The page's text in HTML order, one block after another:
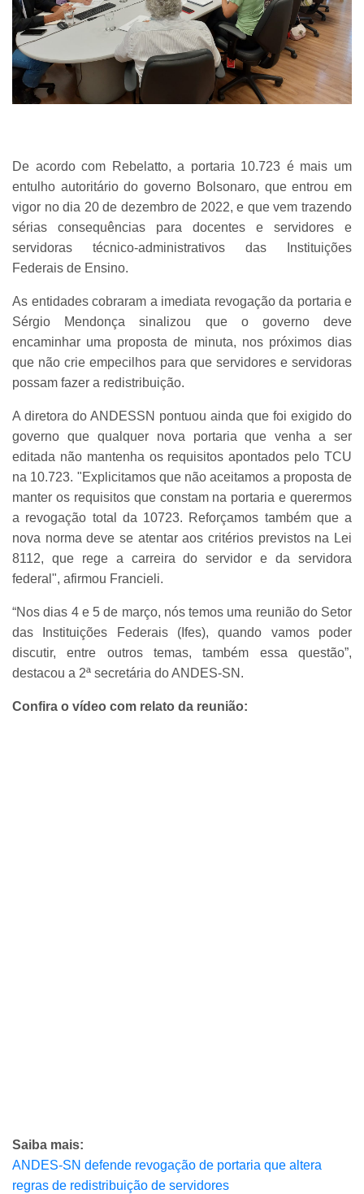
De acordo com Rebelatto, a portaria 10.723 é mais um
entulho autoritário do governo Bolsonaro, que entrou em
vigor no dia 20 de dezembro de 2022, e que vem trazendo
sérias consequências para docentes e servidores e
servidoras técnico-administrativos das Instituições
Federais de Ensino.
As entidades cobraram a imediata revogação da portaria e
Sérgio Mendonça sinalizou que o governo deve
encaminhar uma proposta de minuta, nos próximos dias
que não crie empecilhos para que servidores e servidoras
possam fazer a redistribuição.
A diretora do ANDESSN pontuou ainda que foi exigido do
governo que qualquer nova portaria que venha a ser
editada não mantenha os requisitos apontados pelo TCU
na 10.723. "Explicitamos que não aceitamos a proposta de
manter os requisitos que constam na portaria e querermos
a revogação total da 10723. Reforçamos também que a
nova norma deve se atentar aos critérios previstos na Lei
8112, que rege a carreira do servidor e da servidora
federal", afirmou Francieli.
“Nos dias 4 e 5 de março, nós temos uma reunião do Setor
das Instituições Federais (Ifes), quando vamos poder
discutir, entre outros temas, também essa questão”,
destacou a 2ª secretária do ANDES-SN.
Confira o vídeo com relato da reunião:
Saiba mais:
ANDES-SN defende revogação de portaria que altera
regras de redistribuição de servidores